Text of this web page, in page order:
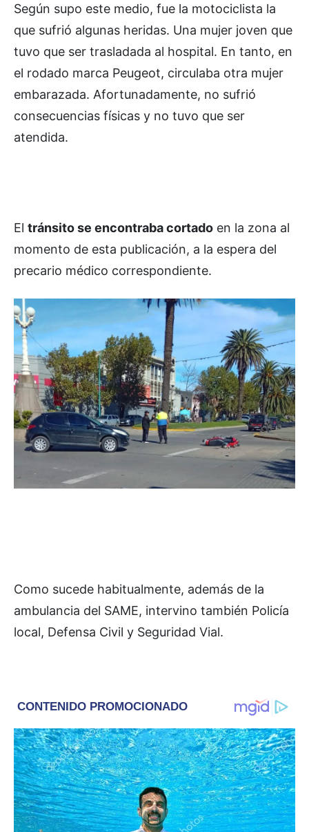
Según supo este medio, fue la motociclista la
que sufrió algunas heridas. Una mujer joven que
tuvo que ser trasladada al hospital. En tanto, en
el rodado marca Peugeot, circulaba otra mujer
embarazada. Afortunadamente, no sufrió
consecuencias físicas y no tuvo que ser
atendida.
El tránsito se encontraba cortado en la zona al
momento de esta publicación, a la espera del
precario médico correspondiente.
Como sucede habitualmente, además de la
ambulancia del SAME, intervino también Policía
local, Defensa Civil y Seguridad Vial.